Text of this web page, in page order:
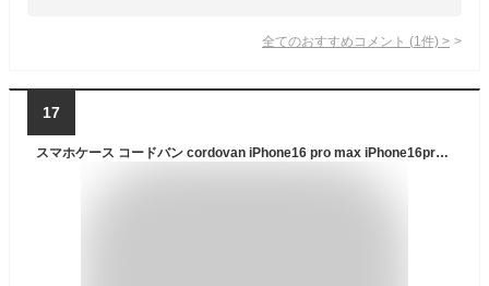
全てのおすすめコメント (1 件) >
17
スマホケース コードバン cordovan iPhone16 pro max iPhone16pro iPhone15 pro max AQUOS R9 galaxy s24 ultra xperia5V 10V 1v google pixel 8pro ベルトなし 名入れ メンズ 手帳型 ケース 本革 栃木レザー ブランド 手帳 落下防止リング 皮 カバー 左利き可 高級